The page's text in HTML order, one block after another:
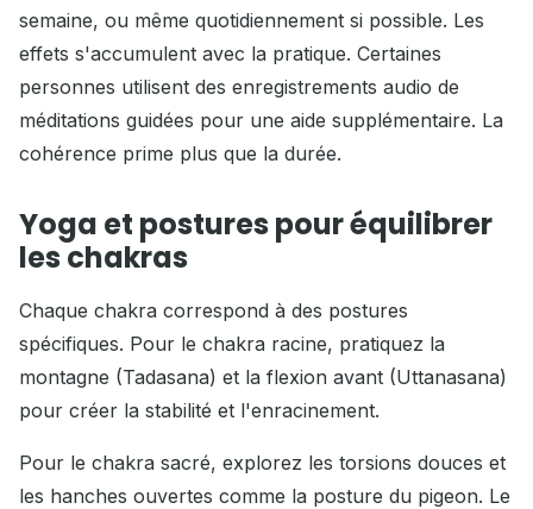
semaine, ou même quotidiennement si possible. Les
effets s'accumulent avec la pratique. Certaines
personnes utilisent des enregistrements audio de
méditations guidées pour une aide supplémentaire. La
cohérence prime plus que la durée.
Yoga et postures pour équilibrer
les chakras
Chaque chakra correspond à des postures
spécifiques. Pour le chakra racine, pratiquez la
montagne (Tadasana) et la flexion avant (Uttanasana)
pour créer la stabilité et l'enracinement.
Pour le chakra sacré, explorez les torsions douces et
les hanches ouvertes comme la posture du pigeon. Le